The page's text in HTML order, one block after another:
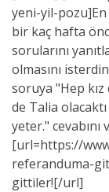
yeni-yil-pozu]En
bir kaç hafta
sorularını
olmasını
soruya "Hep
de Talia
yeter." cevabını
[url=https://
referanduma-
gittiler![/url]